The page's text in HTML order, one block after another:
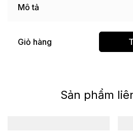
Mô tả
Giỏ hàng
Sản phẩm